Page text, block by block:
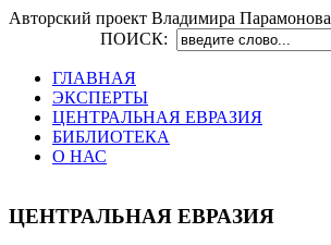
Авторский проект Владимира Парамонова
ПОИСК:
ГЛАВНАЯ
ЭКСПЕРТЫ
ЦЕНТРАЛЬНАЯ ЕВРАЗИЯ
БИБЛИОТЕКА
О НАС
ЦЕНТРАЛЬНАЯ ЕВРАЗИЯ